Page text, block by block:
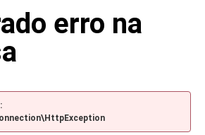
erro na